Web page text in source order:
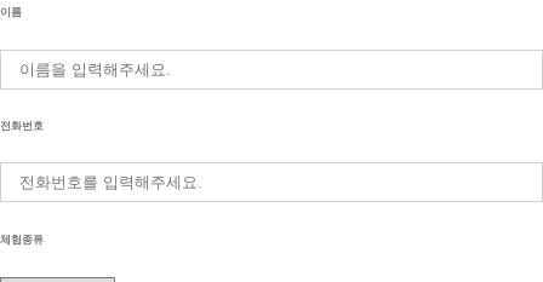
이름
전화번호
체험종류